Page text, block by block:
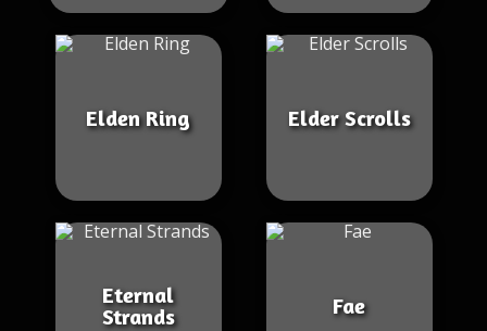
Elden Ring Elder Scrolls
Eternal
Strands
Fae